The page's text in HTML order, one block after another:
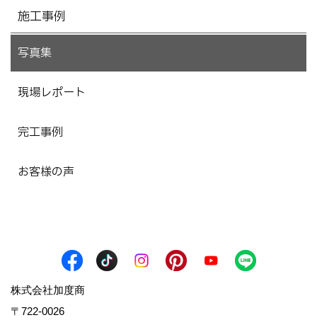
施工事例
写真集
現場レポート
完工事例
お客様の声
株式会社加度商
〒722-0026